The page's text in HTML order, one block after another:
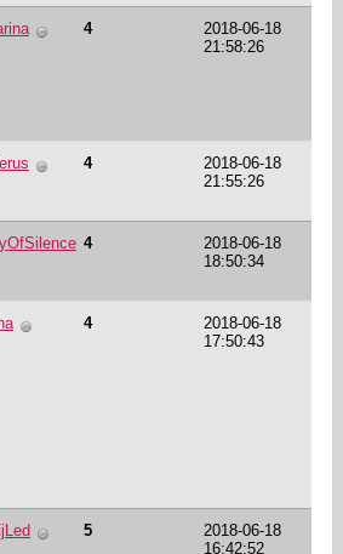
4
2018-06-18
21:58:26
4
2018-06-18
21:55:26
4
2018-06-18
18:50:34
4
2018-06-18
17:50:43
5
2018-06-18
16:42:52